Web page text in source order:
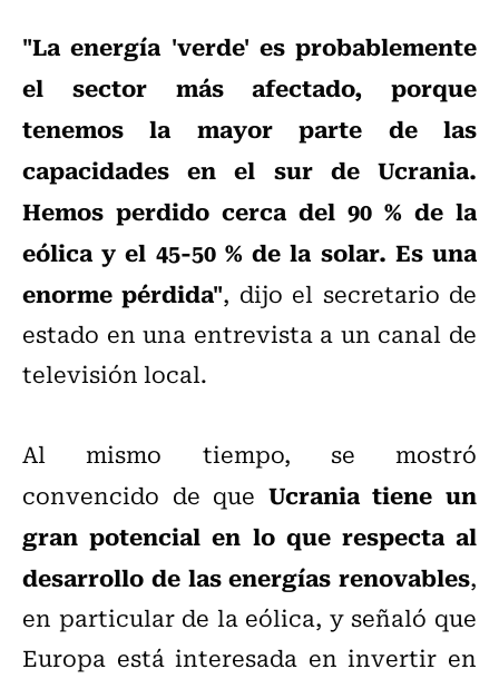
"La energía 'verde' es probablemente
el sector más afectado, porque
tenemos la mayor parte de las
capacidades en el sur de Ucrania.
Hemos perdido cerca del 90 % de la
eólica y el 45-50 % de la solar. Es una
enorme pérdida", dijo el secretario de
estado en una entrevista a un canal de
televisión local.
Al mismo tiempo, se mostró
convencido de que Ucrania tiene un
gran potencial en lo que respecta al
desarrollo de las energías renovables,
en particular de la eólica, y señaló que
Europa está interesada en invertir en